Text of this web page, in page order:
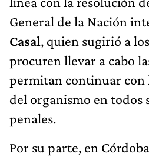
General de la Nación
Casal, quien sugirió a
procuren llevar a cabo
permitan continuar con
del organismo en todos
penales.
Por su parte, en